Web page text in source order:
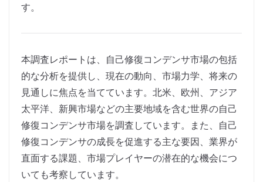
す。
本調査レポートは、自己修復コンデンサ市場の包括
的な分析を提供し、現在の動向、市場力学、将来の
見通しに焦点を当てています。北米、欧州、アジア
太平洋、新興市場などの主要地域を含む世界の自己
修復コンデンサ市場を調査しています。また、自己
修復コンデンサの成長を促進する主な要因、業界が
直面する課題、市場プレイヤーの潜在的な機会につ
いても考察しています。